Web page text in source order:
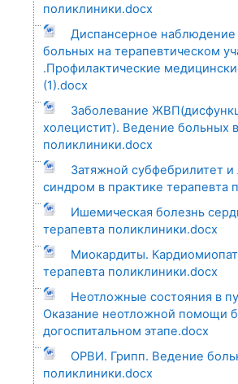
поликлиники.docx
Диспансерное наблюдение
больных на терапевтическом
.Профилактические
(1).docx
Заболевание
холецистит). Ведение больных
поликлиники.docx
Затяжной субфебрилитет
синдром в практике терапевта
Ишемическая болезнь
терапевта поликлиники.docx
Миокардиты.
терапевта поликлиники.docx
Неотложные состояния в
Оказание неотложной помощи
догоспитальном этапе.docx
ОРВИ. Грипп. Ведение
поликлиники.docx